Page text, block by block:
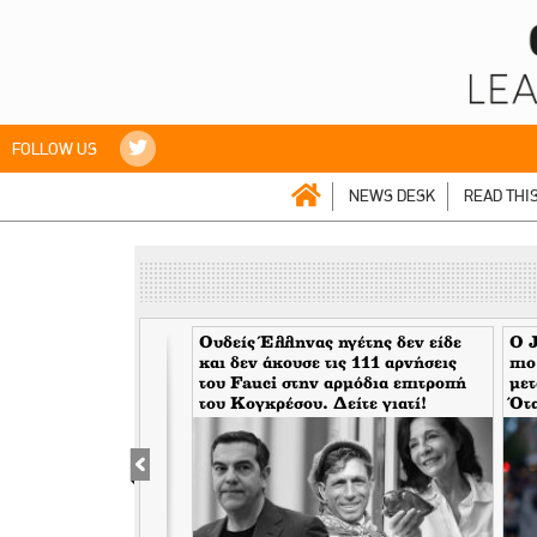
FOLLOW US
NEWS DESK READ
Ουδείς Έλληνας ηγέτης δεν είδε
και δεν άκουσε τις 111 αρνήσεις
του Fauci στην αρμόδια επιτροπή
του Κογκρέσου. Δείτε γιατί!
Ο